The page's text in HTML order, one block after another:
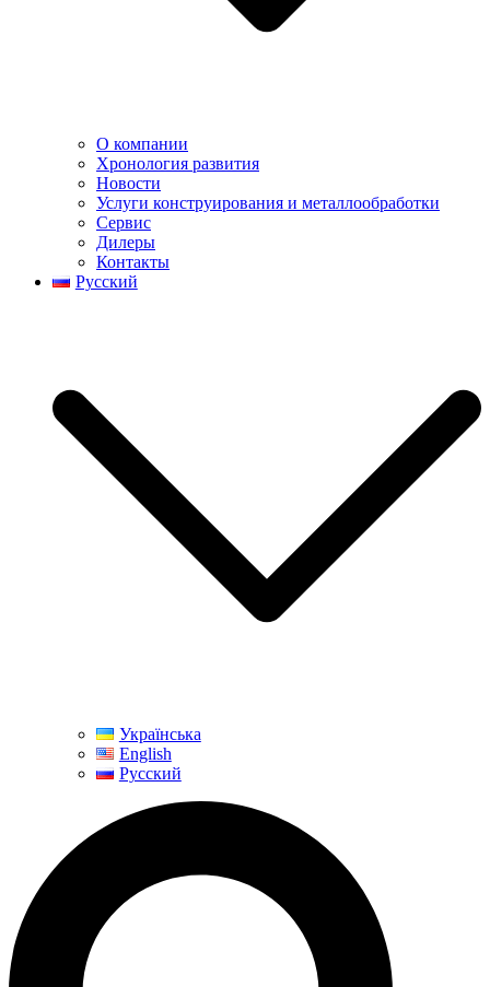
О компании
Хронология развития
Новости
Услуги конструирования и металлообработки
Сервис
Дилеры
Контакты
Русский
Українська
English
Русский